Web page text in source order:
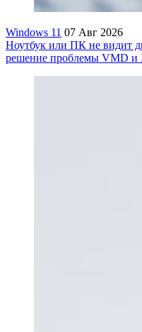
Windows 11 07 Авг 2026
Ноутбук или ПК не видит
решение проблемы VMD и